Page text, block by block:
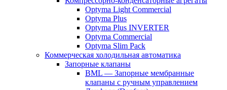
Optyma Light Commercial
Optyma Plus
Optyma Plus INVERTER
Optyma Commercial
Optyma Slim Pack
Коммерческая холодильная автоматика
Запорные клапаны
BML — Запорные мембранные
клапаны с ручным управлением